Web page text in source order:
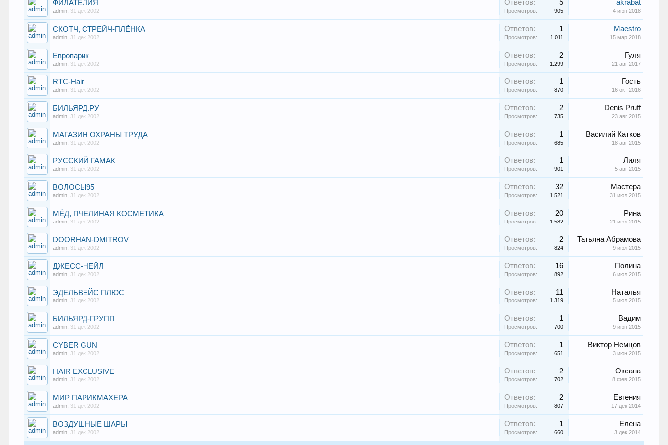
ФИЛАТЕЛИЯ
admin 31 дек 2002
Ответов: 5
Просмотров: 905
akrabat
4 июн 2018
СКОТЧ, СТРЕЙЧ-ПЛЁНКА
admin 31 дек 2002
Ответов: 1
Просмотров: 1.011
Maestro
15 мар 2018
Европарик
admin 31 дек 2002
Ответов: 2
Просмотров: 1.299
Гуля
21 авг 2017
RTC-Hair
admin 31 дек 2002
Ответов: 1
Просмотров: 870
Гость
16 окт 2016
БИЛЬЯРД.РУ
admin 31 дек 2002
Ответов: 2
Просмотров: 735
Denis Pruff
23 авг 2015
МАГАЗИН ОХРАНЫ ТРУДА
admin 31 дек 2002
Ответов: 1
Просмотров: 685
Василий Катков
18 авг 2015
РУССКИЙ ГАМАК
admin 31 дек 2002
Ответов: 1
Просмотров: 901
Лиля
5 авг 2015
ВОЛОСЫ95
admin 31 дек 2002
Ответов: 32
Просмотров: 1.521
Мастера
31 июл 2015
МЁД, ПЧЕЛИНАЯ КОСМЕТИКА
admin 31 дек 2002
Ответов: 20
Просмотров: 1.582
Рина
21 июл 2015
DOORHAN-DMITROV
admin 31 дек 2002
Ответов: 2
Просмотров: 824
Татьяна Абрамова
9 июл 2015
ДЖЕСС-НЕЙЛ
admin 31 дек 2002
Ответов: 16
Просмотров: 892
Полина
6 июл 2015
ЭДЕЛЬВЕЙС ПЛЮС
admin 31 дек 2002
Ответов: 11
Просмотров: 1.319
Наталья
5 июл 2015
БИЛЬЯРД-ГРУПП
admin 31 дек 2002
Ответов: 1
Просмотров: 700
Вадим
9 июн 2015
CYBER GUN
admin 31 дек 2002
Ответов: 1
Просмотров: 651
Виктор Немцов
3 июн 2015
HAIR EXCLUSIVE
admin 31 дек 2002
Ответов: 2
Просмотров: 702
Оксана
8 фев 2015
МИР ПАРИКМАХЕРА
admin 31 дек 2002
Ответов: 2
Просмотров: 807
Евгения
17 дек 2014
ВОЗДУШНЫЕ ШАРЫ
admin 31 дек 2002
Ответов: 1
Просмотров: 660
Елена
3 дек 2014